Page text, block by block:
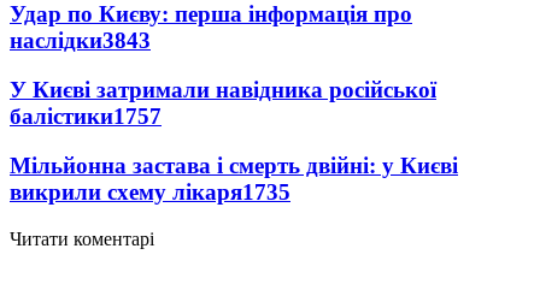
Удар по Києву: перша інформація про
наслідки3843
У Києві затримали навідника російської
балістики1757
Мільйонна застава і смерть двійні: у Києві
викрили схему лікаря1735
Читати коментарі